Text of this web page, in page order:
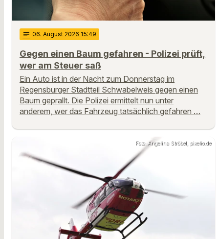
notes 06. August 2026 15:49
Gegen einen Baum gefahren - Polizei prüft,
wer am Steuer saß
Ein Auto ist in der Nacht zum Donnerstag im
Regensburger Stadtteil Schwabelweis gegen einen
Baum geprallt. Die Polizei ermittelt nun unter
anderem, wer das Fahrzeug tatsächlich gefahren …
Foto: Angelina Ströbel, pixelio.de